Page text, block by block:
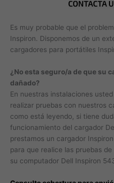
Es muy probable que el
Inspiron. Disponemos de un
cargadores para portátiles
¿No esta seguro/a de que su
dañado?
En nuestras instalaciones
realizar pruebas con nuestros
como está leyendo, si tiene
funcionamiento del cargador
prestamos un cargador
para que realice las pruebas
su computador Dell Inspiron